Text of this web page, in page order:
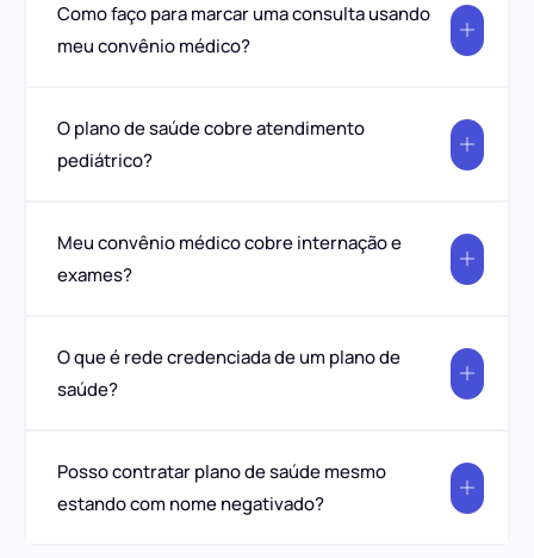
Como faço para marcar uma consulta usando
meu convênio médico?
O plano de saúde cobre atendimento
pediátrico?
Meu convênio médico cobre internação e
exames?
O que é rede credenciada de um plano de
saúde?
Posso contratar plano de saúde mesmo
estando com nome negativado?